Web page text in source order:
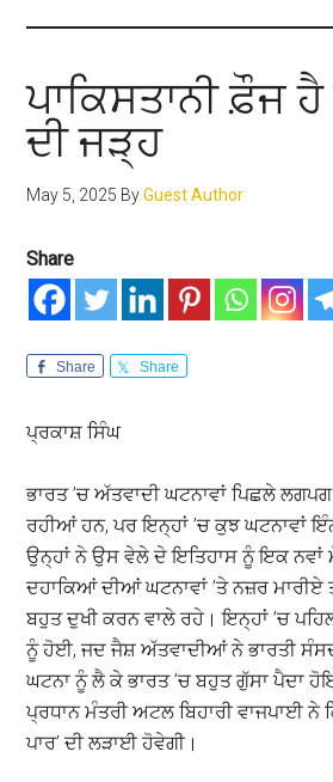
ਪਾਕਿਸਤਾਨੀ ਫ਼ੌਜ
ਦੀ ਜੜ੍ਹ
May 5, 2025 ByGuest Author
Share
Share Share
ਪ੍ਰਕਾਸ਼ ਸਿੰਘ
ਭਾਰਤ ’ਚ ਅੱਤਵਾਦੀ ਘਟਨਾਵਾਂ ਪਿਛਲੇ
ਰਹੀਆਂ ਹਨ, ਪਰ ਇਨ੍ਹਾਂ ’ਚ ਕੁਝ ਘਟਨਾਵਾਂ
ਉਨ੍ਹਾਂ ਨੇ ਉਸ ਵੇਲੇ ਦੇ ਇਤਿਹਾਸ ਨੂੰ ਇਕ ਨਵਾਂ
ਦਹਾਕਿਆਂ ਦੀਆਂ ਘਟਨਾਵਾਂ ’ਤੇ ਨਜ਼ਰ
ਬਹੁਤ ਦੁਖੀ ਕਰਨ ਵਾਲੇ ਰਹੇ। ਇਨ੍ਹਾਂ ’ਚ
ਨੂੰ ਹੋਈ, ਜਦ ਜੈਸ਼ ਅੱਤਵਾਦੀਆਂ ਨੇ ਭਾਰਤੀ
ਘਟਨਾ ਨੂੰ ਲੈ ਕੇ ਭਾਰਤ ’ਚ ਬਹੁਤ ਗੁੱਸਾ ਪੈਦਾ
ਪ੍ਰਧਾਨ ਮੰਤਰੀ ਅਟਲ ਬਿਹਾਰੀ ਵਾਜਪਾਈ ਨੇ
ਪਾਰ’ ਦੀ ਲੜਾਈ ਹੋਵੇਗੀ।